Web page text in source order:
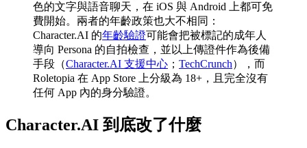
色的文字與語音聊天，在 iOS 與 Android 上都可免
費開始。兩者的年齡政策也大不相同：
Character.AI 的年齡驗證可能會把被標記的成年人
導向 Persona 的自拍檢查，並以上傳證件作為後備
手段（Character.AI 支援中心 ； TechCrunch），而
Roletopia 在 App Store 上分級為 18+，且完全沒有
任何 App 內的身分驗證。
Character.AI 到底改了什麼